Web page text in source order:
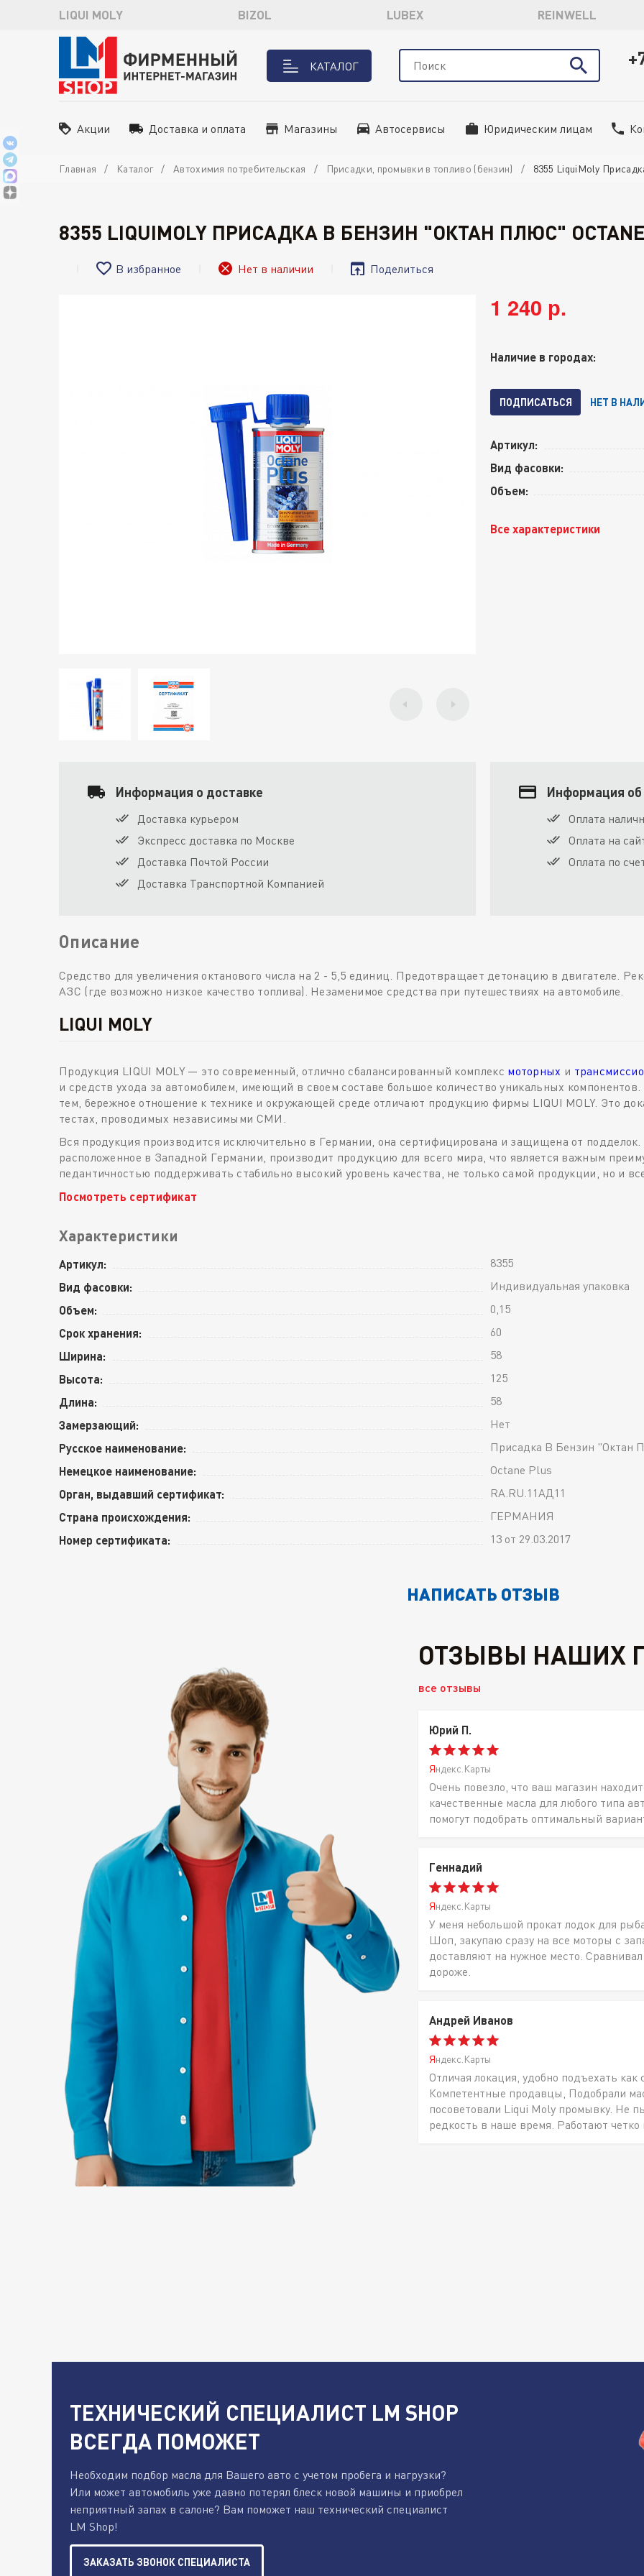
LIQUI MOLY BIZOL LUBEX REINWELL
КАТАЛОГ
Акции Доставка и оплата Магазины Автосервисы Юридическим лицам
Главная Каталог Автохимия потребительская Присадки, промывки в топливо (бензин) 8355 LiquiMoly
8355 LIQUIMOLY ПРИСАДКА В БЕНЗИН "ОКТАН ПЛЮС" OCTANE
В избранное Нет в наличии Поделиться
1 240 р.
Наличие в городах:
ПОДПИСАТЬСЯ НЕТ В
Артикул:
Вид фасовки:
Объем:
Все характеристики
Информация о доставке
Доставка курьером
Экспресс доставка по Москве
Доставка Почтой России
Доставка Транспортной Компанией
Информация об
Оплата
Оплата на
Оплата по
Описание
Средство для увеличения октанового числа на 2 - 5,5 единиц. Предотвращает детонацию в двигателе.
АЗС (где возможно низкое качество топлива). Незаменимое средства при путешествиях на автомобиле.
LIQUI MOLY
Продукция LIQUI MOLY — это современный, отлично сбалансированный комплекс моторных и
и средств ухода за автомобилем, имеющий в своем составе большое количество уникальных
тем, бережное отношение к технике и окружающей среде отличают продукцию фирмы LIQUI MOLY. Это
тестах, проводимых независимыми СМИ.
Вся продукция производится исключительно в Германии, она сертифицирована и защищена от
расположенное в Западной Германии, производит продукцию для всего мира, что является важным
педантичностью поддерживать стабильно высокий уровень качества, не только самой продукции, но и
Посмотреть сертификат
Характеристики
Артикул: 8355
Вид фасовки: Индивидуальная упаковка
Объем: 0,15
Срок хранения: 60
Ширина: 58
Высота: 125
Длина: 58
Замерзающий: Нет
Русское наименование: Присадка В Бензин "Октан
Немецкое наименование: Octane Plus
Орган, выдавший сертификат: RA.RU.11АД11
Страна происхождения: ГЕРМАНИЯ
Номер сертификата: 13 от 29.03.2017
НАПИСАТЬ ОТЗЫВ
ОТЗЫВЫ НАШИХ
все отзывы
Юрий П.
Яндекс.Карты
Очень повезло, что ваш магазин
качественные масла для любого типа
помогут подобрать оптимальный
Геннадий
Яндекс.Карты
У меня небольшой прокат лодок для
Шоп, закупаю сразу на все моторы с
доставляют на нужное место.
дороже.
Андрей Иванов
Яндекс.Карты
Отличая локация, удобно подъехать
Компетентные продавцы, Подобрали
посоветовали Liqui Moly промывку. Не
редкость в наше время. Работают
ТЕХНИЧЕСКИЙ СПЕЦИАЛИСТ LM SHOP
ВСЕГДА ПОМОЖЕТ
Необходим подбор масла для Вашего авто с учетом пробега и нагрузки?
Или может автомобиль уже давно потерял блеск новой машины и приобрел
неприятный запах в салоне? Вам поможет наш технический специалист
LM Shop!
ЗАКАЗАТЬ ЗВОНОК СПЕЦИАЛИСТА